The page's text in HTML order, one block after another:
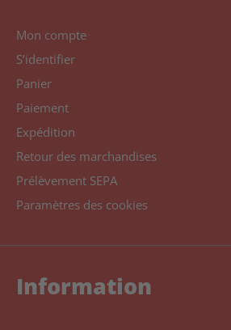
Mon compte
S’identifier
Panier
Paiement
Expédition
Retour des marchandises
Prélèvement SEPA
Paramètres des cookies
Information